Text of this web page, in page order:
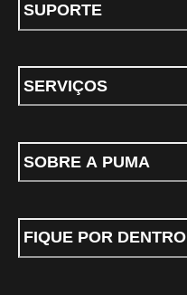
SUPORTE
SERVIÇOS
SOBRE A PUMA
FIQUE POR DENTRO